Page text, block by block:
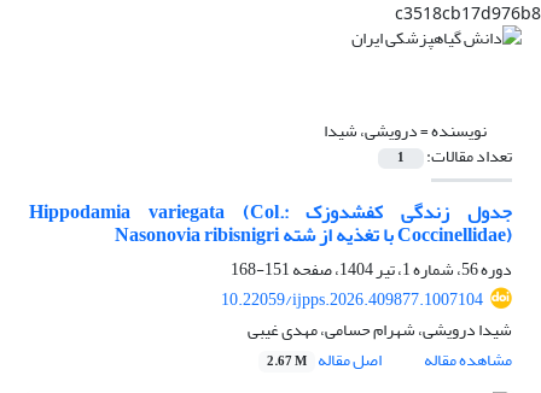
c3518cb17d976b8
نویسنده =درویشی، شیدا
تعداد مقالات: 1
جدول زندگی کفشدوزک Hippodamia variegata (Col.:
Coccinellidae) با تغذیه از شته Nasonovia ribisnigri
دوره 56، شماره 1، تیر 1404، صفحه
151-168
10.22059/ijpps.2026.409877.1007104
شیدا درویشی، شهرام حسامی، مهدی غیبی
مشاهده مقاله
اصل مقاله 2.67 M